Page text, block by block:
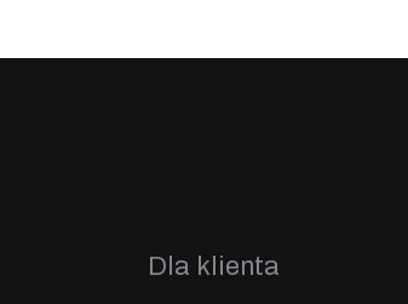
Dla klienta